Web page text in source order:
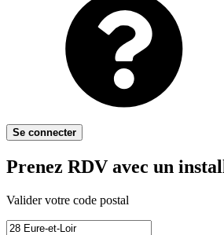
Se connecter
Prenez RDV avec un
Valider votre code postal